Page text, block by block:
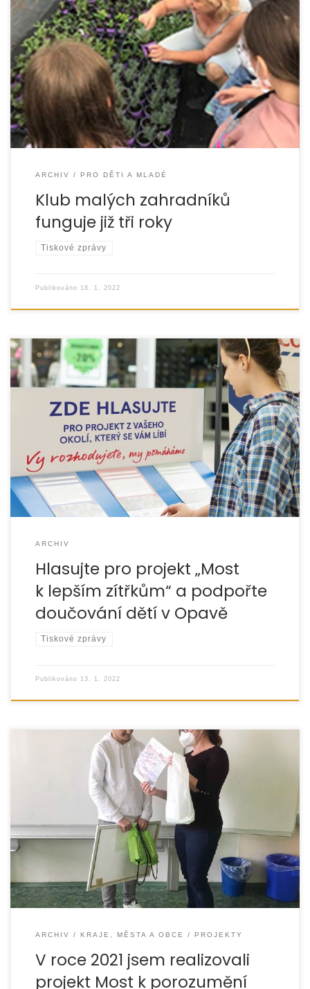
Klub pro malé nadšené zahradníky vznikl při NZDM – Klubu
Modrá kočka a nabízí různorodé aktivity pro děti
zaměřené na environmentální výchovu,
ARCHIV PRO DĚTI A MLADÉ
Klub malých zahradníků
funguje již tři roky
Tiskové zprávy
Publikováno 18. 1. 2022
Od pondělí 17. 1. 2022 obdržíte za každý svůj nákup v
hypermarketu Tesco v Opavě žeton, který můžete vhodit
do hlasovacího zařízení a podpořit náš projekt.
ARCHIV
Hlasujte pro projekt „Most
k lepším zítřkům“ a podpořte
doučování dětí v Opavě
Tiskové zprávy
Publikováno 13. 1. 2022
Projekt zaměřený na posílení multikulturního prostředí
podpořený z rozpočtu Moravskoslezského kraje dospěl
do svého konce, více informací o jeho realizaci naleznete
v přiložené
ARCHIV KRAJE, MĚSTA A OBCE PROJEKTY
V roce 2021 jsem realizovali
projekt Most k porozumění